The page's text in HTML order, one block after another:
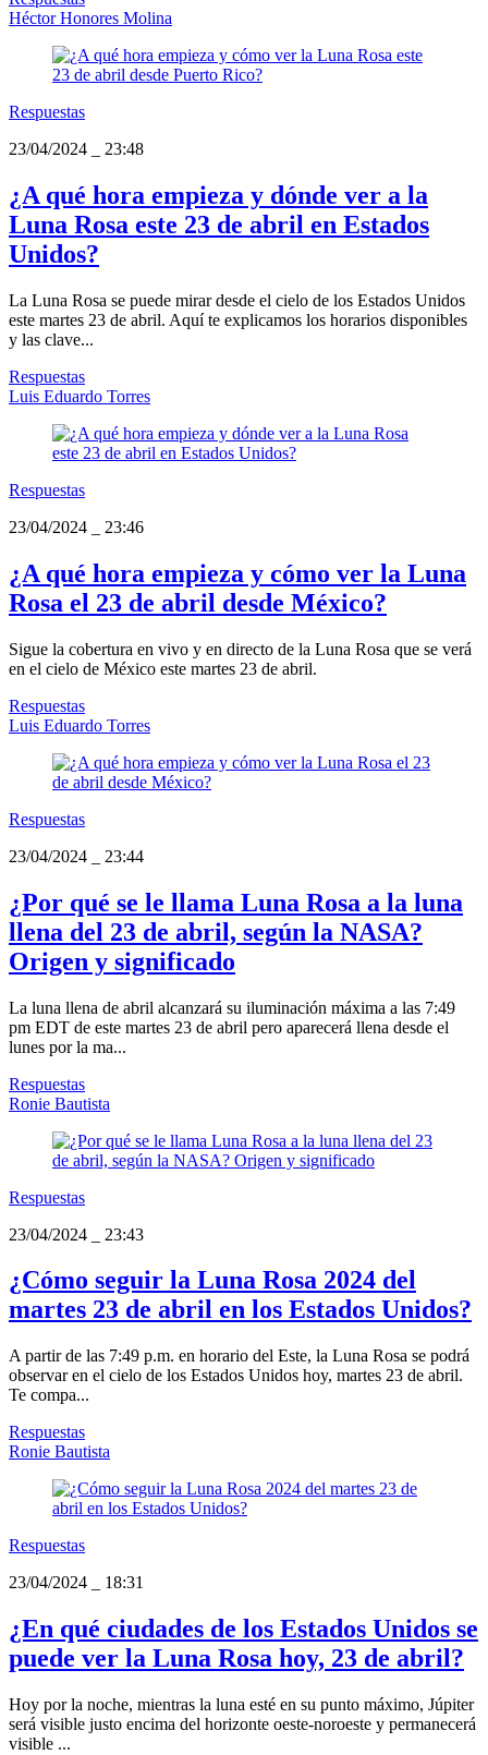
Héctor Honores Molina
Respuestas
23/04/2024
23:48
¿A qué hora empieza y dónde ver a la
Luna Rosa este 23 de abril en Estados
Unidos?
La Luna Rosa se puede mirar desde el cielo de los Estados Unidos
este martes 23 de abril. Aquí te explicamos los horarios disponibles
y las clave...
Respuestas
Luis Eduardo Torres
Respuestas
23/04/2024
23:46
¿A qué hora empieza y cómo ver la Luna
Rosa el 23 de abril desde México?
Sigue la cobertura en vivo y en directo de la Luna Rosa que se verá
en el cielo de México este martes 23 de abril.
Respuestas
Luis Eduardo Torres
Respuestas
23/04/2024
23:44
¿Por qué se le llama Luna Rosa a la luna
llena del 23 de abril, según la NASA?
Origen y significado
La luna llena de abril alcanzará su iluminación máxima a las 7:49
pm EDT de este martes 23 de abril pero aparecerá llena desde el
lunes por la ma...
Respuestas
Ronie Bautista
Respuestas
23/04/2024
23:43
¿Cómo seguir la Luna Rosa 2024 del
martes 23 de abril en los Estados Unidos?
A partir de las 7:49 p.m. en horario del Este, la Luna Rosa se podrá
observar en el cielo de los Estados Unidos hoy, martes 23 de abril.
Te compa...
Respuestas
Ronie Bautista
Respuestas
23/04/2024
18:31
¿En qué ciudades de los Estados Unidos se
puede ver la Luna Rosa hoy, 23 de abril?
Hoy por la noche, mientras la luna esté en su punto máximo, Júpiter
será visible justo encima del horizonte oeste-noroeste y permanecerá
visible ...